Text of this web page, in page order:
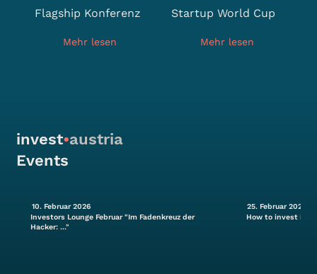
invest•austria
Events
10. Februar 2026
Investors Lounge Februar "Im Fadenkreuz der
Hacker: ..."
25. Februar 2026
How to invest in
Flagship Konferenz
Mehr lesen
Startup World Cup
Mehr lesen